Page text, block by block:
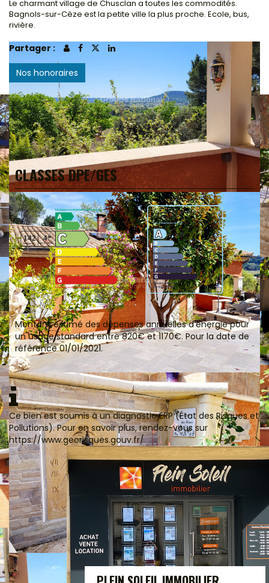
Le charmant village de Chusclan a toutes les commodités.
Bagnols-sur-Cèze est la petite ville la plus proche. Ecole, bus,
rivière.
Partager :
Nos honoraires
CLASSES DPE/GES
Montant estimé des dépenses annuelles d'énergie pour
un usage standard entre 820€ et 1170€. Pour la date de
référence 01/01/2021.
Ce bien est soumis à un diagnostic ERP (État des Risques et
Pollutions). Pour en savoir plus, rendez-vous sur
https://www.georisques.gouv.fr/